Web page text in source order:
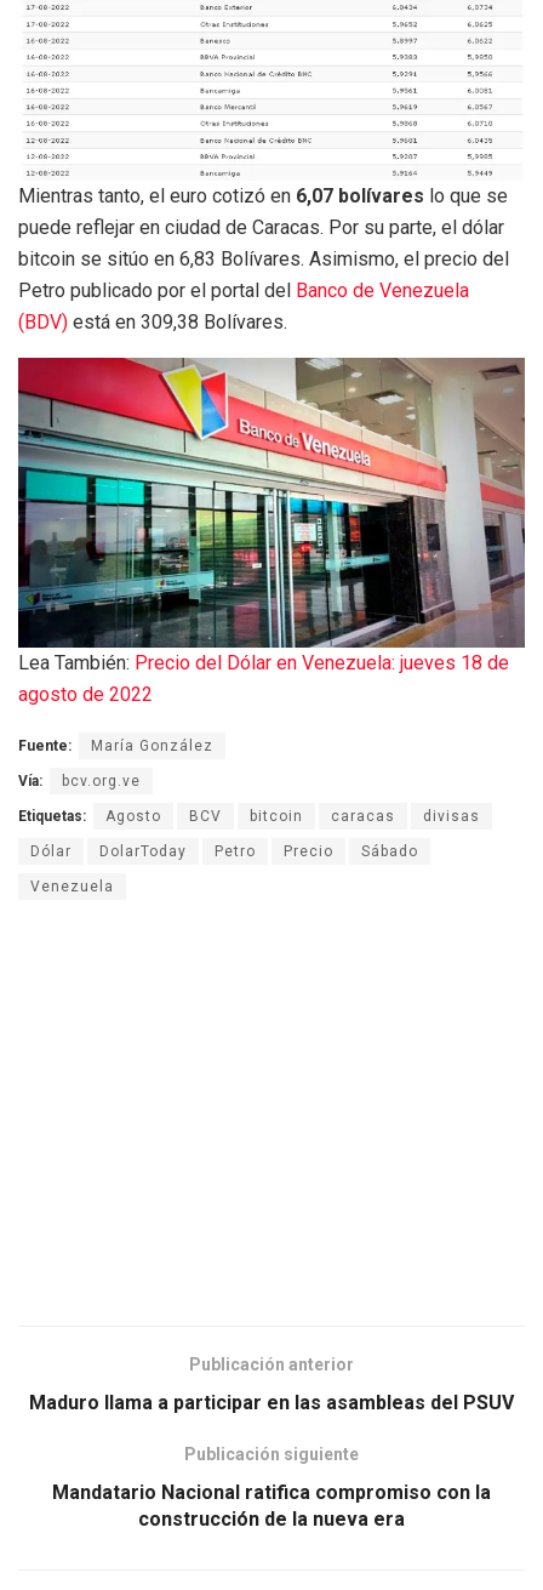
Mientras tanto, el euro cotizó en 6,07 bolívares lo que se
puede reflejar en ciudad de Caracas. Por su parte, el dólar
bitcoin se sitúo en 6,83 Bolívares. Asimismo, el precio del
Petro publicado por el portal del
Banco de Venezuela
(BDV) está en 309,38 Bolívares.
Lea También: Precio del Dólar en Venezuela: jueves 18 de
agosto de 2022
Fuente: María González
Vía: bcv.org.ve
Etiquetas: Agosto BCV bitcoin caracas divisas
Dólar DolarToday Petro Precio Sábado
Venezuela
Publicación anterior
Maduro llama a participar en las asambleas del PSUV
Publicación siguiente
Mandatario Nacional ratifica compromiso con la
construcción de la nueva era